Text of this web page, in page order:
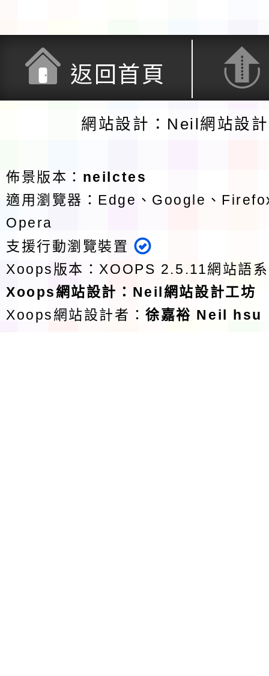
返回首頁
網站設計：Neil網站設
佈景版本： neilctes
適用瀏覽器：Edge、Google、
Opera
支援行動瀏覽裝置
Xoops版本：XOOPS 2.5.11網站語
Xoops網站設計 ： Neil網站設計工坊
Xoops網站設計者：徐嘉裕 Neil hsu